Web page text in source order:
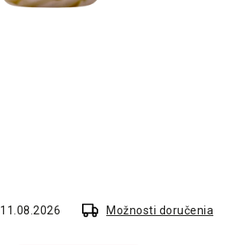
11.08.2026 Možnosti doručenia